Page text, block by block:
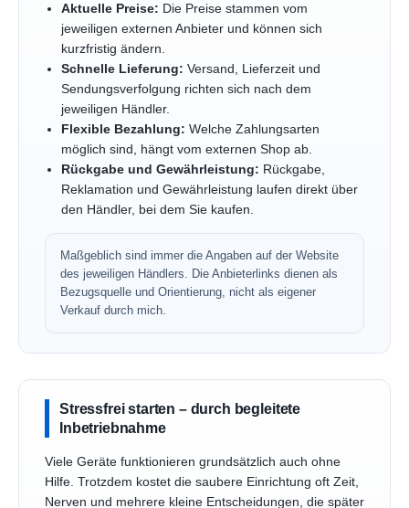
Aktuelle Preise: Die Preise stammen vom
jeweiligen externen Anbieter und können sich
kurzfristig ändern.
Schnelle Lieferung: Versand, Lieferzeit und
Sendungsverfolgung richten sich nach dem
jeweiligen Händler.
Flexible Bezahlung: Welche Zahlungsarten
möglich sind, hängt vom externen Shop ab.
Rückgabe und Gewährleistung: Rückgabe,
Reklamation und Gewährleistung laufen direkt über
den Händler, bei dem Sie kaufen.
Maßgeblich sind immer die Angaben auf der Website
des jeweiligen Händlers. Die Anbieterlinks dienen als
Bezugsquelle und Orientierung, nicht als eigener
Verkauf durch mich.
Stressfrei starten – durch begleitete
Inbetriebnahme
Viele Geräte funktionieren grundsätzlich auch ohne
Hilfe. Trotzdem kostet die saubere Einrichtung oft Zeit,
Nerven und mehrere kleine Entscheidungen, die später